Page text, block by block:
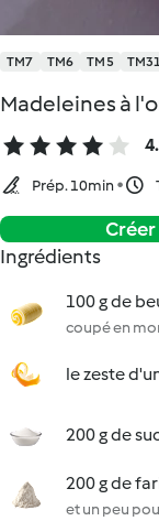
TM7 TM6 TM5 TM31
Madeleines à
Prép. 10min
Ingrédients
100 g de
coupé en
le zeste
200 g de
200 g de
et un peu